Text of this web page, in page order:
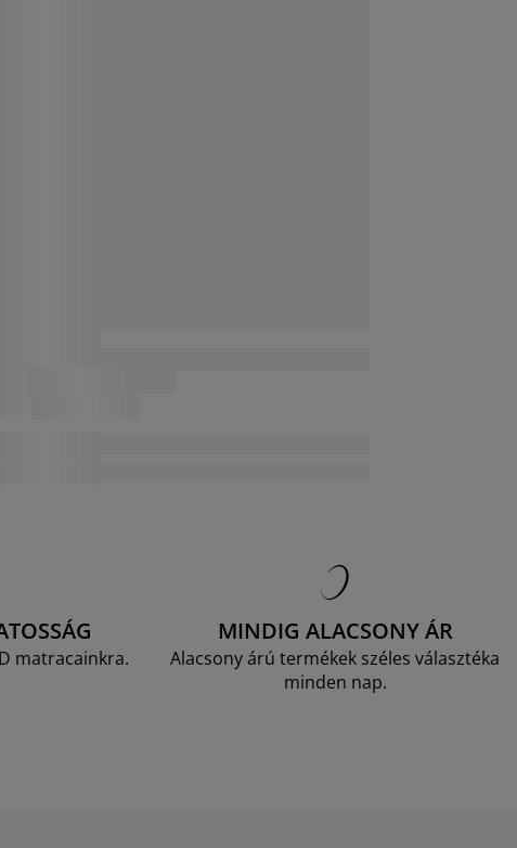
matracainkra.
MINDIG ALACSONY ÁR
Alacsony árú termékek széles választéka
minden nap.